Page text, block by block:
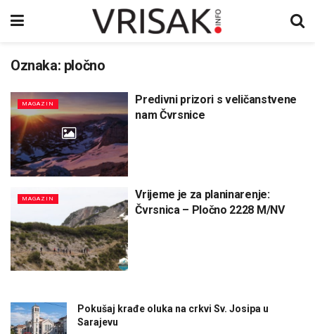
Oznaka: pločno
MAGAZIN
Predivni prizori s veličanstvene
nam Čvrsnice
MAGAZIN
Vrijeme je za planinarenje:
Čvrsnica – Pločno 2228 M/NV
Pokušaj krađe oluka na crkvi Sv. Josipa u
Sarajevu